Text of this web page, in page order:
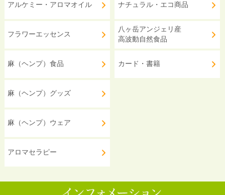
アルケミー・アロマオイル
フラワーエッセンス
麻（ヘンプ）食品
麻（ヘンプ）グッズ
麻（ヘンプ）ウェア
アロマセラピー
ナチュラル・エコ商品
八ヶ岳アンジェリ産
高波動自然食品
カード・書籍